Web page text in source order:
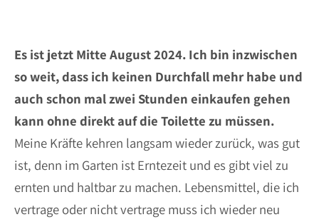
Es ist jetzt Mitte August 2024. Ich bin inzwischen
so weit, dass ich keinen Durchfall mehr habe und
auch schon mal zwei Stunden einkaufen gehen
kann ohne direkt auf die Toilette zu müssen.
Meine Kräfte kehren langsam wieder zurück, was gut
ist, denn im Garten ist Erntezeit und es gibt viel zu
ernten und haltbar zu machen. Lebensmittel, die ich
vertrage oder nicht vertrage muss ich wieder neu